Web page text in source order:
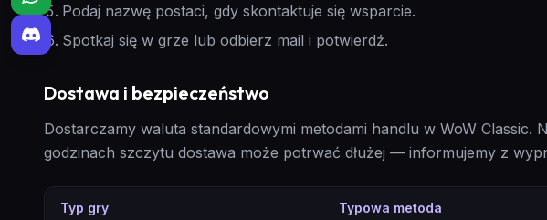
Podaj nazwę postaci, gdy skontaktuje się wsparcie.
Spotkaj się w grze lub odbierz mail i potwierdź.
Dostawa i bezpieczeństwo
Dostarczamy waluta standardowymi metodami handlu w WoW Classic.
godzinach szczytu dostawa może potrwać dłużej — informujemy z
Typ gry Typowa metoda